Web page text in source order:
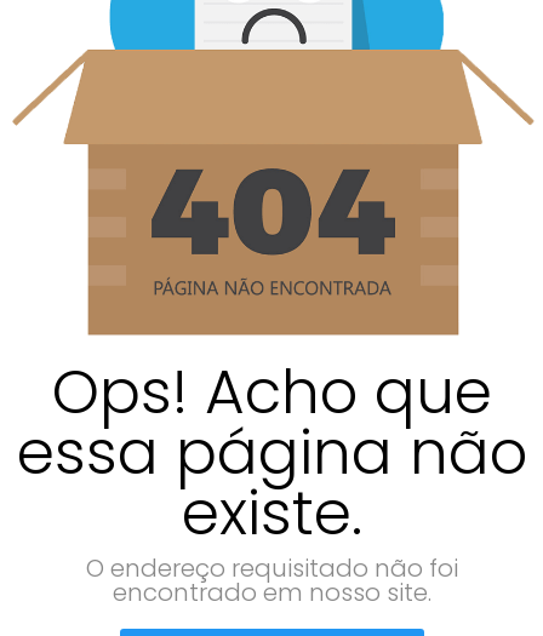
Ops! Acho que
essa página não
existe.
O endereço requisitado não foi
encontrado em nosso site.